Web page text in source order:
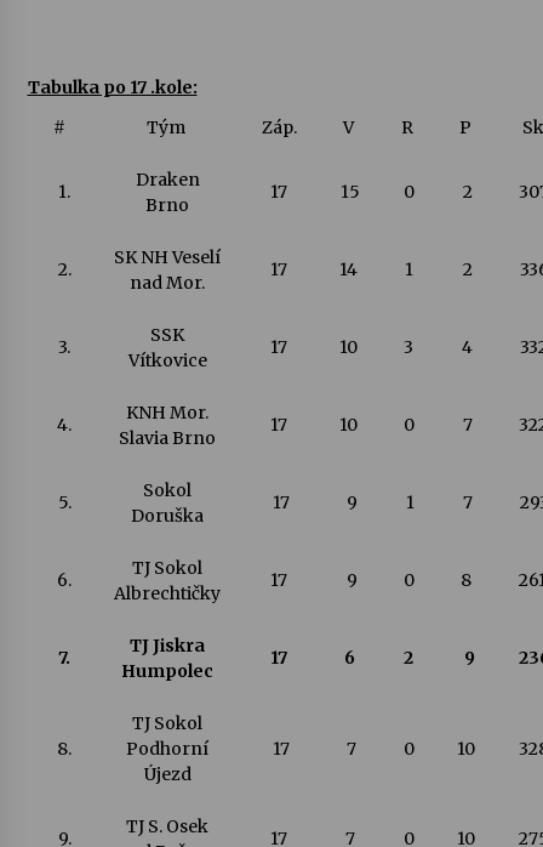
Tabulka po 17 .kole:
#
Tým Záp. V R P
1.
Draken
Brno
17 15 0 2
2.
SK NH Veselí
nad Mor.
17 14 1 2
3.
SSK
Vítkovice
17 10 3 4
4.
KNH Mor.
Slavia Brno
17 10 0 7
5.
Sokol
Doruška
17 9 1 7
6.
TJ Sokol
Albrechtičky
17 9 0 8
7.
TJ Jiskra
Humpolec
17 6 2 9
8.
TJ Sokol
Podhorní
Újezd
17 7 0 10
9.
TJ S. Osek
17 7 0 10